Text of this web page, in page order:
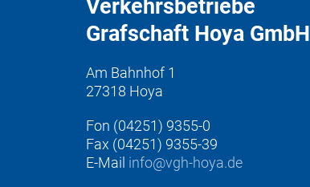
Verkehrsbetriebe
Grafschaft Hoya GmbH
Am Bahnhof 1
27318 Hoya
Fon (04251) 9355-0
Fax (04251) 9355-39
E-Mail info@vgh-hoya.de